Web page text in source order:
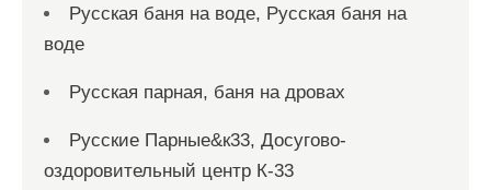
Русская баня на воде, Русская баня на
воде
Русская парная, баня на дровах
Русские Парные&к33, Досугово-
оздоровительный центр К-33